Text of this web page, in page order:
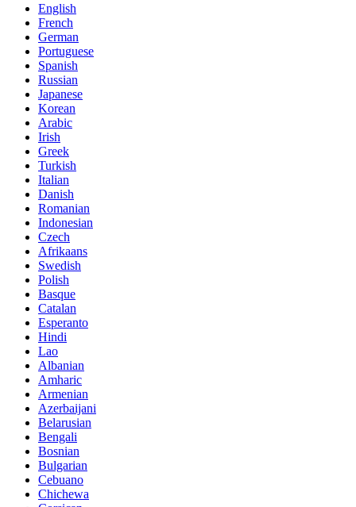
English
French
German
Portuguese
Spanish
Russian
Japanese
Korean
Arabic
Irish
Greek
Turkish
Italian
Danish
Romanian
Indonesian
Czech
Afrikaans
Swedish
Polish
Basque
Catalan
Esperanto
Hindi
Lao
Albanian
Amharic
Armenian
Azerbaijani
Belarusian
Bengali
Bosnian
Bulgarian
Cebuano
Chichewa